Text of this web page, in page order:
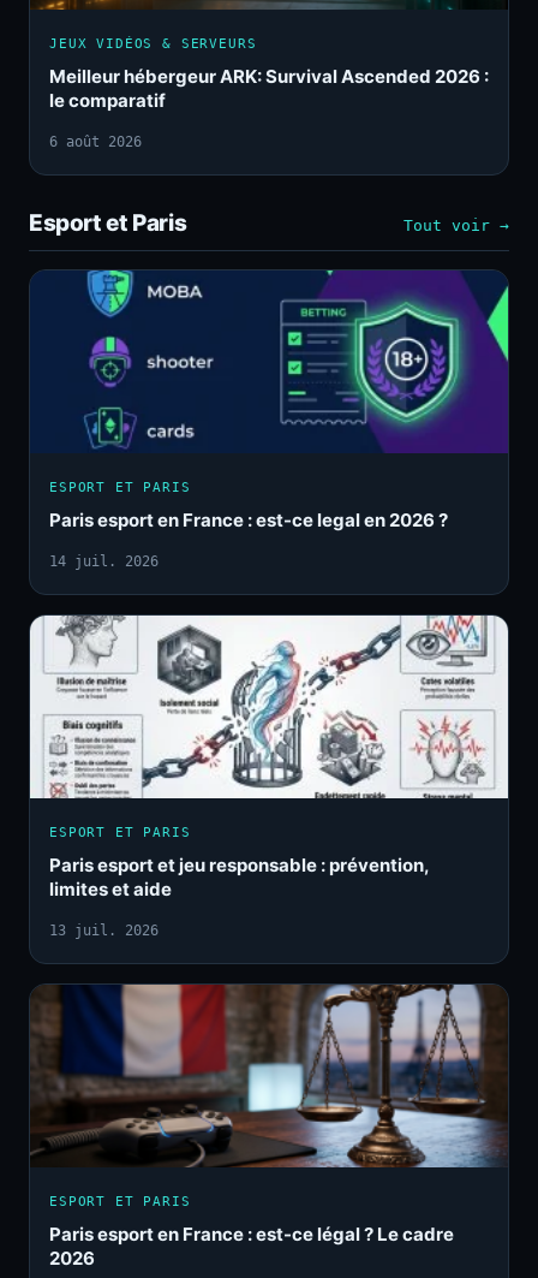
JEUX VIDÉOS & SERVEURS
Meilleur hébergeur ARK: Survival Ascended 2026 :
le comparatif
6 août 2026
Esport et Paris Tout voir →
ESPORT ET PARIS
Paris esport en France : est-ce legal en 2026 ?
14 juil. 2026
ESPORT ET PARIS
Paris esport et jeu responsable : prévention,
limites et aide
13 juil. 2026
ESPORT ET PARIS
Paris esport en France : est-ce légal ? Le cadre
2026